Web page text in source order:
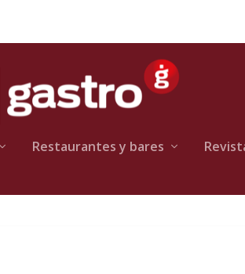
Restaurantes y bares